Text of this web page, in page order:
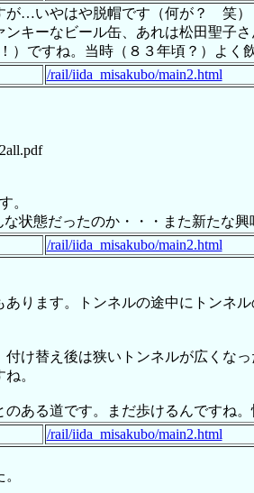
が…いやはや脱帽です（何が？ 笑）
キーなビール缶、あれは松田聖
）ですね。当時（８３年頃？）よく
/rail/iida_misakubo/main2.html
。
状態だったのか・・・また新たな
/rail/iida_misakubo/main2.html
ります。トンネルの途中にトンネ
け替え後は狭いトンネルが広くな
。
ある道です。まだ歩けるんですね。
/rail/iida_misakubo/main2.html